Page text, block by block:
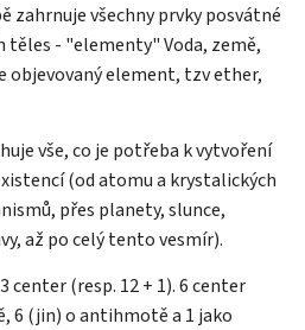
zahrnuje všechny prvky posvátné
- "elementy" Voda, země,
objevovaný element, tzv ether,
vše, co je potřeba k vytvoření
(od atomu a krystalických
přes planety, slunce,
až po celý tento vesmír).
(resp. 12 + 1). 6 center
6 (jin) o antihmotě a 1 jako